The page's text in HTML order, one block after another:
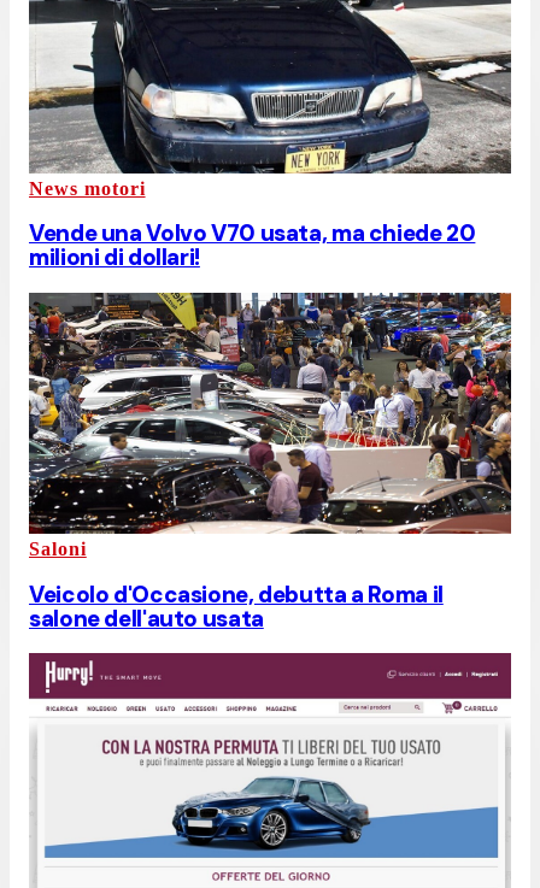
News motori
Vende una Volvo V70 usata, ma chiede 20
milioni di dollari!
Saloni
Veicolo d'Occasione, debutta a Roma il
salone dell'auto usata